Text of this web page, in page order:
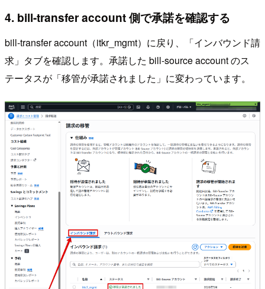
4. bill-transfer account 側で承諾を確認する
bill-transfer account（itkr_mgmt）に戻り、「インバウンド請
求」タブを確認します。承諾した bill-source account のス
テータスが「移管が承諾されました」に変わっています。